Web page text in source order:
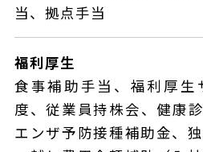
当、拠点手当
福利厚生
食事補助手当、福利厚生
度、従業員持株会、健康
エンザ予防接種補助金、